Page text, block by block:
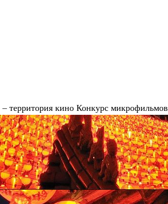
территория кино Конкурс микрофильмов